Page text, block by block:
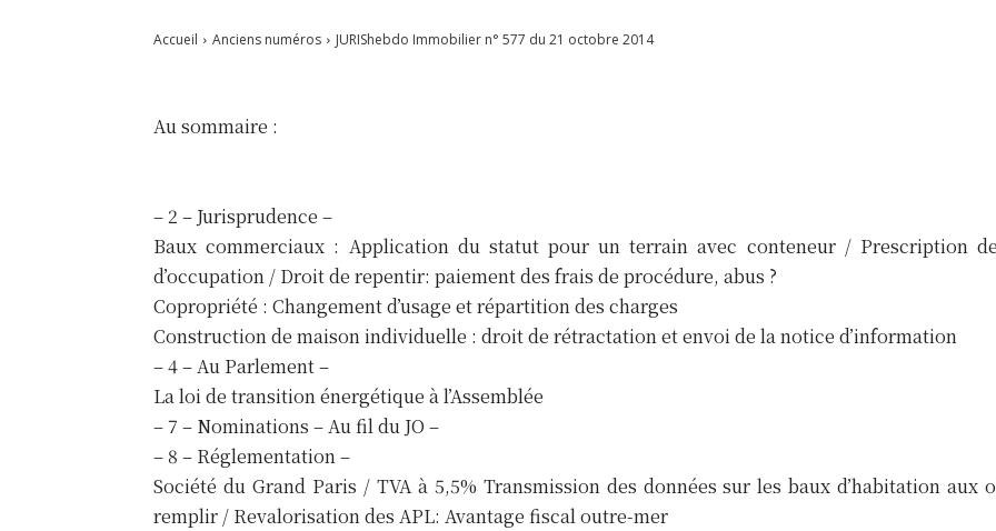
Accueil Anciens numéros JURIShebdo Immobilier n° 577 du 21 octobre 2014
Au sommaire :
– 2 – Jurisprudence –
Baux commerciaux : Application du statut pour un terrain avec conteneur / Prescription de
d’occupation / Droit de repentir: paiement des frais de procédure, abus ?
Copropriété : Changement d’usage et répartition des charges
Construction de maison individuelle : droit de rétractation et envoi de la notice d’information
– 4 – Au Parlement –
La loi de transition énergétique à l’Assemblée
– 7 – Nominations – Au fil du JO –
– 8 – Réglementation –
Société du Grand Paris / TVA à 5,5% Transmission des données sur les baux d’habitation
remplir / Revalorisation des APL: Avantage fiscal outre-mer